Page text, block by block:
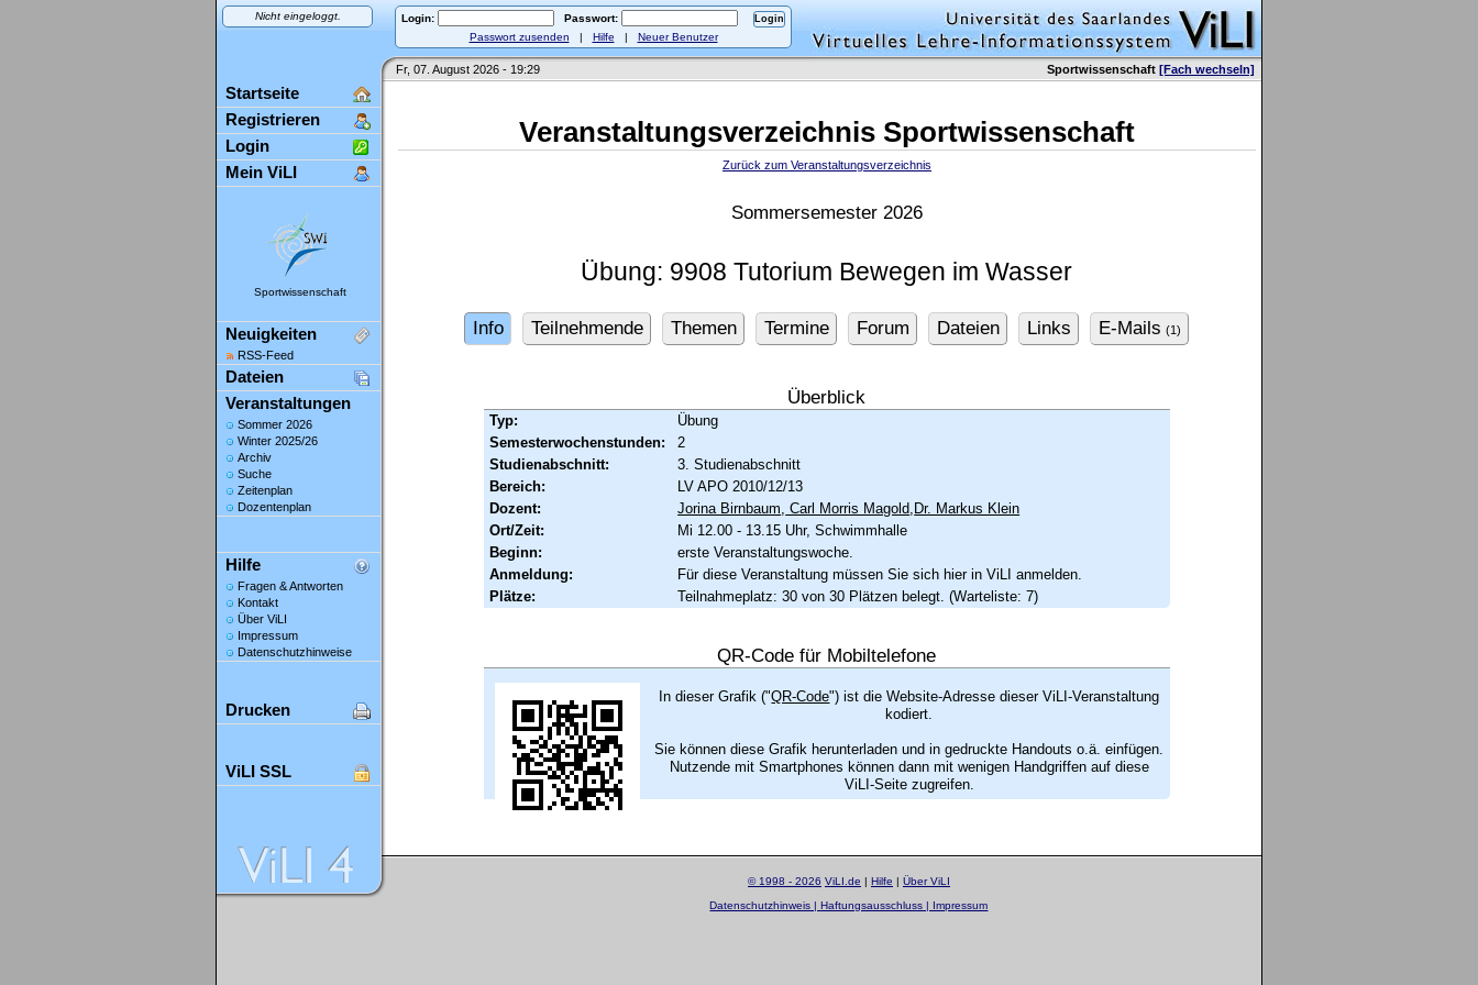
Nicht eingeloggt. Login:
Passwort:
Passwort zusenden | Hilfe | Neuer Benutzer
Fr, 07. August 2026 - 19:29 Sportwissenschaft [Fach wechseln]
Startseite
Registrieren
Login
Mein ViLI
Sportwissenschaft
Neuigkeiten
RSS-Feed
Dateien
Veranstaltungen
Sommer 2026
Winter 2025/26
Archiv
Suche
Zeitenplan
Dozentenplan
Hilfe
Fragen & Antworten
Kontakt
Über ViLI
Impressum
Datenschutzhinweise
Drucken
ViLI SSL
Veranstaltungsverzeichnis Sportwissenschaft
Zurück zum Veranstaltungsverzeichnis
Sommersemester 2026
Übung: 9908 Tutorium Bewegen im Wasser
Info Teilnehmende Themen Termine Forum Dateien Links E-Mails (1)
Überblick
Typ:
Übung
Semesterwochenstunden:
2
Studienabschnitt:
3. Studienabschnitt
Bereich:
LV APO 2010/12/13
Dozent:
Jorina Birnbaum Carl Morris Magold Dr. Markus Klein
Ort/Zeit:
Mi 12.00 - 13.15 Uhr, Schwimmhalle
Beginn:
erste Veranstaltungswoche.
Anmeldung:
Für diese Veranstaltung müssen Sie sich hier in ViLI anmelden.
Plätze:
Teilnahmeplatz: 30 von 30 Plätzen belegt. (Warteliste: 7)
QR-Code für Mobiltelefone
In dieser Grafik ("QR-Code") ist die Website-Adresse dieser ViLI-Veranstaltung
kodiert.
Sie können diese Grafik herunterladen und in gedruckte Handouts o.ä. einfügen.
Nutzende mit Smartphones können dann mit wenigen Handgriffen auf diese
ViLI-Seite zugreifen.
© 1998 - 2026 ViLI.de | Hilfe | Über ViLI
Datenschutzhinweis | Haftungsausschluss | Impressum